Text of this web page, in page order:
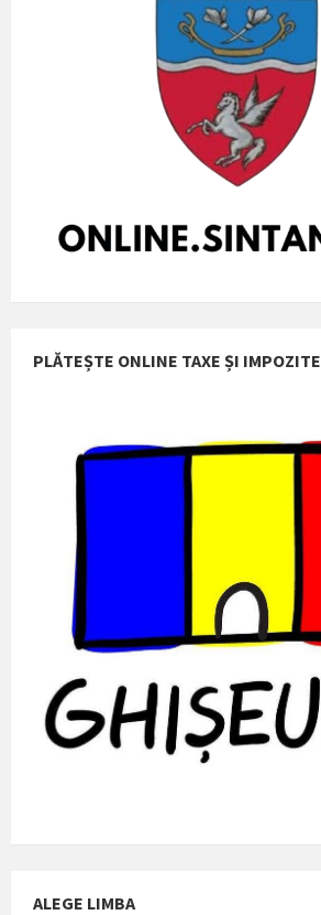
PLĂTEȘTE ONLINE TAXE ȘI IMPOZITE
ALEGE LIMBA